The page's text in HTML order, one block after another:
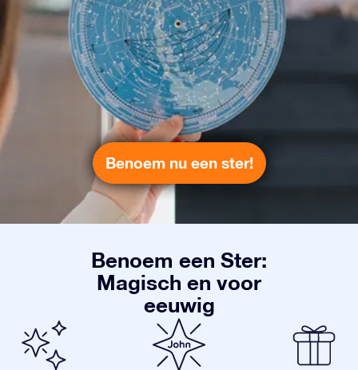
Benoem nu een ster!
Benoem een Ster:
Magisch en voor
eeuwig